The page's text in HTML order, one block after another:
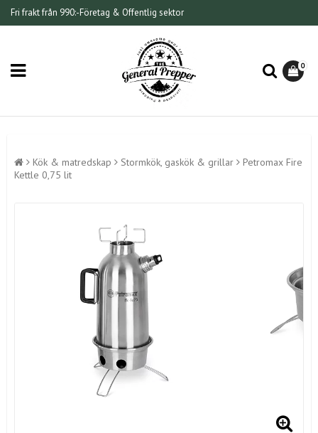
Fri frakt från 990:-Företag & Offentlig sektor
0
Kök & matredskap Stormkök, gaskök & grillar
Petromax Fire
Kettle 0,75 lit